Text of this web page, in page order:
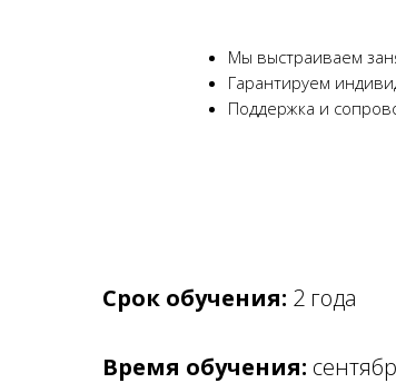
Мы выстраиваем
Гарантируем
Поддержка и
Срок обучения: 2 года
Время обучения: